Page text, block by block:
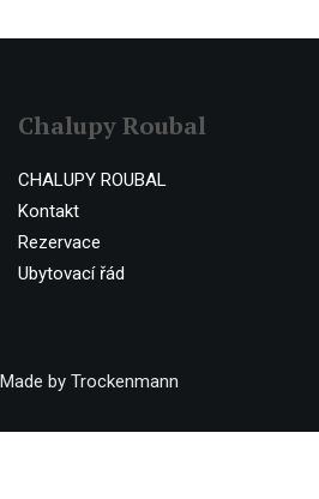
Chalupy Roubal
CHALUPY ROUBAL
Kontakt
Rezervace
Ubytovací řád
Made by Trockenmann